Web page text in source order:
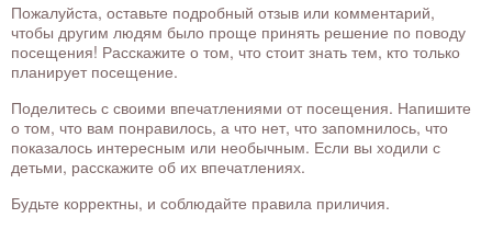
Пожалуйста, оставьте подробный отзыв или комментарий,
чтобы другим людям было проще принять решение по поводу
посещения! Расскажите о том, что стоит знать тем, кто только
планирует посещение.
Поделитесь с своими впечатлениями от посещения. Напишите
о том, что вам понравилось, а что нет, что запомнилось, что
показалось интересным или необычным. Если вы ходили с
детьми, расскажите об их впечатлениях.
Будьте корректны, и соблюдайте правила приличия.